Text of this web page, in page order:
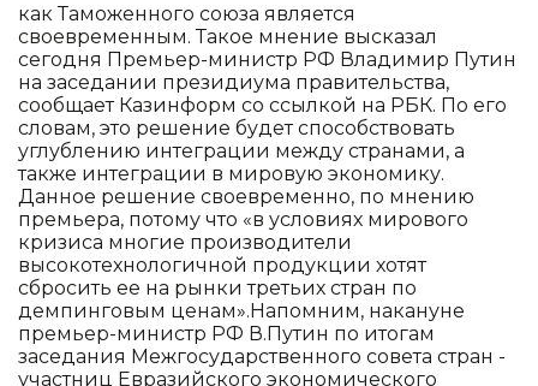
как Таможенного союза является
своевременным. Такое мнение высказал
сегодня Премьер-министр РФ Владимир Путин
на заседании президиума правительства,
сообщает Казинформ со ссылкой на РБК. По его
словам, это решение будет способствовать
углублению интеграции между странами, а
также интеграции в мировую экономику.
Данное решение своевременно, по мнению
премьера, потому что «в условиях мирового
кризиса многие производители
высокотехнологичной продукции хотят
сбросить ее на рынки третьих стран по
демпинговым ценам».Напомним, накануне
премьер-министр РФ В.Путин по итогам
заседания Межгосударственного совета стран -
участниц Евразийского экономического